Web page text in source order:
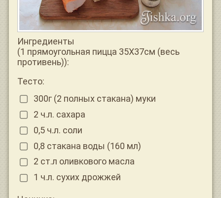
Ингредиенты
(1 прямоугольная пицца 35Х37см (весь
противень)):
Тесто:
300г (2 полных стакана) муки
2 ч.л. сахара
0,5 ч.л. соли
0,8 стакана воды (160 мл)
2 ст.л оливкового масла
1 ч.л. сухих дрожжей